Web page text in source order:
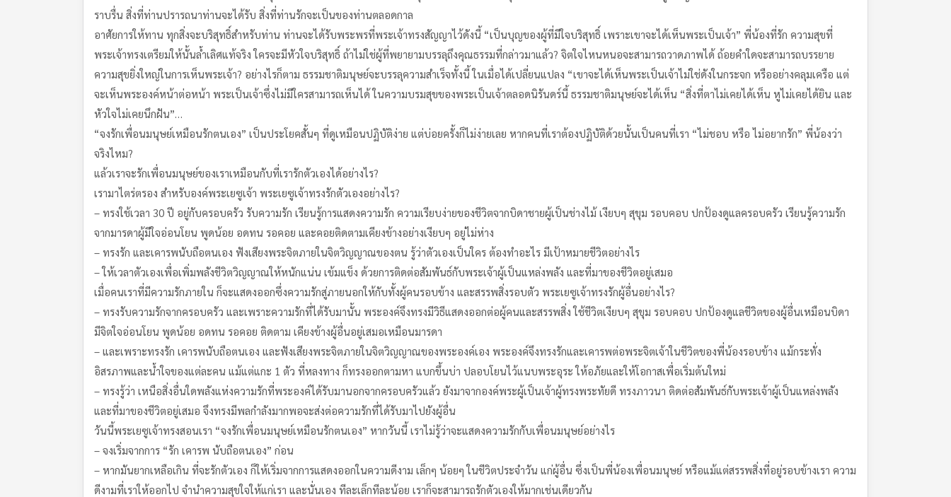
ราบรื่น สิ่งที่ท่านปรารถนาท่านจะได้รับ สิ่งที่ท่านรักจะเป็นของท่านตลอดกาล
อาศัยการให้ทาน ทุกสิ่งจะบริสุทธิ์สำหรับท่าน ท่านจะได้รับพระพรที่พระเจ้าทรงสัญญาไว้ดังนี้ “เป็นบุญของผู้ที่มีใจบริสุทธิ์ เพราะเขาจะได้เห็นพระเป็นเจ้า” พี่น้องที่รัก ความสุขที่
พระเจ้าทรงเตรียมให้นั้นล้ำเลิศแท้จริง ใครจะมีหัวใจบริสุทธิ์ ถ้าไม่ใช่ผู้ที่พยายามบรรลุถึงคุณธรรมที่กล่าวมาแล้ว? จิตใจไหนหนอจะสามารถวาดภาพได้ ถ้อยคำใดจะสามารถบรรยาย
ความสุขยิ่งใหญ่ในการเห็นพระเจ้า? อย่างไรก็ตาม ธรรมชาติมนุษย์จะบรรลุความสำเร็จทั้งนี้ ในเมื่อได้เปลี่ยนแปลง “เขาจะได้เห็นพระเป็นเจ้าไม่ใช่ดังในกระจก หรืออย่างคลุมเครือ แต่
จะเห็นพระองค์หน้าต่อหน้า พระเป็นเจ้าซึ่งไม่มีใครสามารถเห็นได้ ในความบรมสุขของพระเป็นเจ้าตลอดนิรันดร์นี้ ธรรมชาติมนุษย์จะได้เห็น “สิ่งที่ตาไม่เคยได้เห็น หูไม่เคยได้ยิน และ
หัวใจไม่เคยนึกฝัน”…
“จงรักเพื่อนมนุษย์เหมือนรักตนเอง” เป็นประโยคสั้นๆ ที่ดูเหมือนปฏิบัติง่าย แต่บ่อยครั้งก็ไม่ง่ายเลย หากคนที่เราต้องปฏิบัติด้วยนั้นเป็นคนที่เรา “ไม่ชอบ หรือ ไม่อยากรัก” พี่น้องว่า
จริงไหม?
แล้วเราจะรักเพื่อนมนุษย์ของเราเหมือนกับที่เรารักตัวเองได้อย่างไร?
เรามาไตร่ตรอง สำหรับองค์พระเยซูเจ้า พระเยซูเจ้าทรงรักตัวเองอย่างไร?
– ทรงใช้เวลา 30 ปี อยู่กับครอบครัว รับความรัก เรียนรู้การแสดงความรัก ความเรียบง่ายของชีวิตจากบิดาชายผู้เป็นช่างไม้ เงียบๆ สุขุม รอบคอบ ปกป้องดูแลครอบครัว เรียนรู้ความรัก
จากมารดาผู้มีใจอ่อนโยน พูดน้อย อดทน รอคอย และคอยติดตามเคียงข้างอย่างเงียบๆ อยู่ไม่ห่าง
– ทรงรัก และเคารพนับถือตนเอง ฟังเสียงพระจิตภายในจิตวิญญาณของตน รู้ว่าตัวเองเป็นใคร ต้องทำอะไร มีเป้าหมายชีวิตอย่างไร
– ให้เวลาตัวเองเพื่อเพิ่มพลังชีวิตวิญญาณให้หนักแน่น เข้มแข็ง ด้วยการติดต่อสัมพันธ์กับพระเจ้าผู้เป็นแหล่งพลัง และที่มาของชีวิตอยู่เสมอ
เมื่อคนเราที่มีความรักภายใน ก็จะแสดงออกซึ่งความรักสู่ภายนอกให้กับทั้งผู้คนรอบข้าง และสรรพสิ่งรอบตัว พระเยซูเจ้าทรงรักผู้อื่นอย่างไร?
– ทรงรับความรักจากครอบครัว และเพราะความรักที่ได้รับมานั้น พระองค์จึงทรงมีวิธีแสดงออกต่อผู้คนและสรรพสิ่ง ใช้ชีวิตเงียบๆ สุขุม รอบคอบ ปกป้องดูแลชีวิตของผู้อื่นเหมือนบิดา
มีจิตใจอ่อนโยน พูดน้อย อดทน รอคอย ติดตาม เคียงข้างผู้อื่นอยู่เสมอเหมือนมารดา
– และเพราะทรงรัก เคารพนับถือตนเอง และฟังเสียงพระจิตภายในจิตวิญญาณของพระองค์เอง พระองค์จึงทรงรักและเคารพต่อพระจิตเจ้าในชีวิตของพี่น้องรอบข้าง แม้กระทั่ง
อิสรภาพและน้ำใจของแต่ละคน แม้แต่แกะ 1 ตัว ที่หลงทาง ก็ทรงออกตามหา แบกขึ้นบ่า ปลอบโยนไว้แนบพระอุระ ให้อภัยและให้โอกาสเพื่อเริ่มต้นใหม่
– ทรงรู้ว่า เหนือสิ่งอื่นใดพลังแห่งความรักที่พระองค์ได้รับมานอกจากครอบครัวแล้ว ยังมาจากองค์พระผู้เป็นเจ้าผู้ทรงพระทัยดี ทรงภาวนา ติดต่อสัมพันธ์กับพระเจ้าผู้เป็นแหล่งพลัง
และที่มาของชีวิตอยู่เสมอ จึงทรงมีพลกำลังมากพอจะส่งต่อความรักที่ได้รับมาไปยังผู้อื่น
วันนี้พระเยซูเจ้าทรงสอนเรา “จงรักเพื่อนมนุษย์เหมือนรักตนเอง” หากวันนี้ เราไม่รู้ว่าจะแสดงความรักกับเพื่อนมนุษย์อย่างไร
– จงเริ่มจากการ “รัก เคารพ นับถือตนเอง” ก่อน
– หากมันยากเหลือเกิน ที่จะรักตัวเอง ก็ให้เริ่มจากการแสดงออกในความดีงาม เล็กๆ น้อยๆ ในชีวิตประจำวัน แก่ผู้อื่น ซึ่งเป็นพี่น้องเพื่อนมนุษย์ หรือแม้แต่สรรพสิ่งที่อยู่รอบข้างเรา ความ
ดีงามที่เราให้ออกไป จำนำความสุขใจให้แก่เรา และนั่นเอง ทีละเล็กทีละน้อย เราก็จะสามารถรักตัวเองให้มากเช่นเดียวกัน